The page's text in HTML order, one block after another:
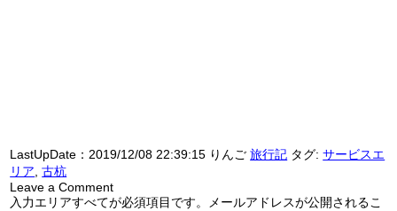
LastUpDate： 2019/12/08 22:39:15 りんご 旅行記 タグ:サービスエ
リア ,古杭
Leave a Comment
入力エリアすべてが必須項目です。メールアドレスが公開されるこ